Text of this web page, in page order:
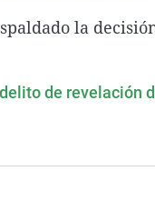
la
de revelación